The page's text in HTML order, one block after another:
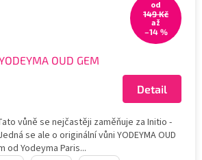
od
149 Kč
až
–14 %
OUD GEM
Detail
Tato vůně se nejčastěji zaměňuje za Initio -
se ale o originální vůni YODEYMA OUD
od Yodeyma Paris...